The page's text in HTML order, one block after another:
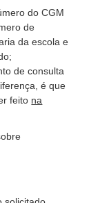
do CGM
de
da escola e
de consulta
é que
feito na